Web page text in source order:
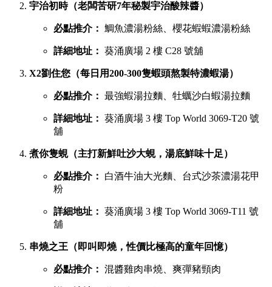
宇治初時（老闆苦研7年秘製宇治酸辣醬）
必點推介： 鯛魚濃湯粉絲、櫻花蝦蝦濃湯粉絲
詳細地址： 葵涌廣場 2 樓 C28 號舖
X2劉住您（每日用200-300隻蝦頭熬製特濃蝦湯）
必點推介： 最強蝦湯拉麵、牡蠣沙白蝦湯拉麵
詳細地址： 葵涌廣場 3 樓 Top World 3069-T20 號
舖
煮你隻蜆（主打新鮮吐沙大蜆，湯底鮮味十足）
必點推介：
白酒牛油大光麵、台式沙茶濃湯花甲
粉
詳細地址： 葵涌廣場 3 樓 Top World 3069-T11 號
舖
串燒之王（即叫即燒，性價比極高的童年回憶）
必點推介： 混醬雞肉串燒、爽彈豬頸肉